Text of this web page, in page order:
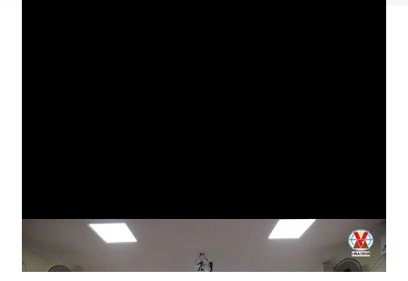
Tìm hiểu kiến thức an toàn đầu ca: Cách làm hiệu quả của
Than Mạo Khê